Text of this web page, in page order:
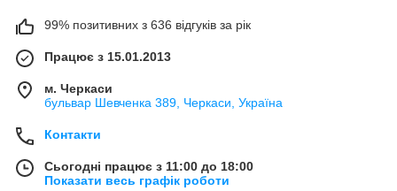
99% позитивних з 636 відгуків за рік
Працює з 15.01.2013
м. Черкаси
бульвар Шевченка 389, Черкаси, Україна
Контакти
Сьогодні працює з 11:00 до 18:00
Показати весь графік роботи